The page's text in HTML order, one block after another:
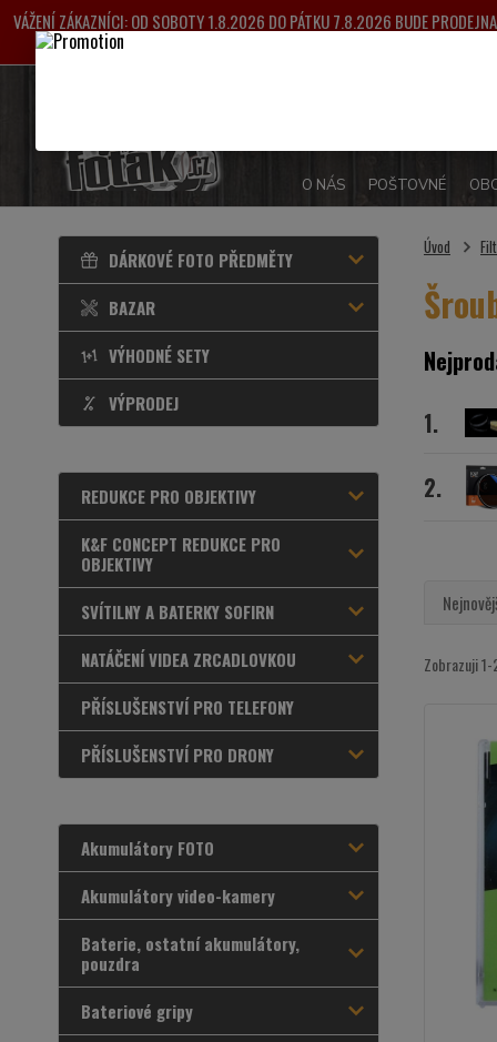
VÁŽENÍ ZÁKAZNÍCI: OD SOBOTY 1.8.2026 DO PÁTKU 7.8.2026 BUDE
O NÁS POŠTOVNÉ
DÁRKOVÉ FOTO PŘEDMĚTY
BAZAR
VÝHODNÉ SETY
VÝPRODEJ
REDUKCE PRO OBJEKTIVY
K&F CONCEPT REDUKCE PRO
OBJEKTIVY
SVÍTILNY A BATERKY SOFIRN
NATÁČENÍ VIDEA ZRCADLOVKOU
PŘÍSLUŠENSTVÍ PRO TELEFONY
PŘÍSLUŠENSTVÍ PRO DRONY
Akumulátory FOTO
Akumulátory video-kamery
Baterie, ostatní akumulátory,
pouzdra
Bateriové gripy
Úvod
1.
2.
Zobrazuji